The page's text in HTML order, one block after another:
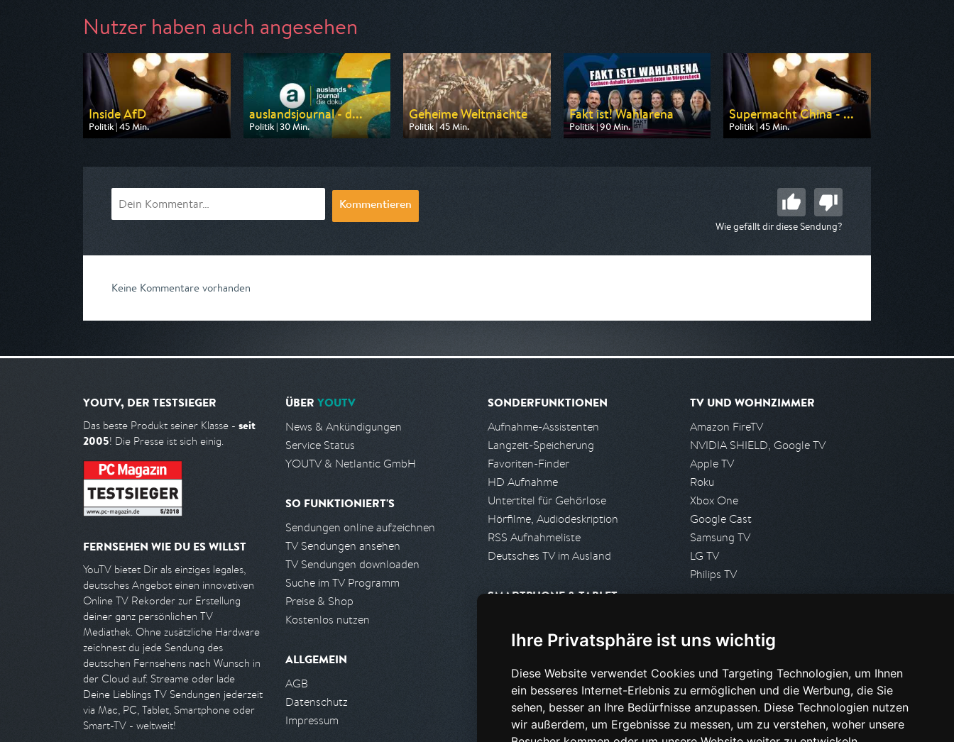
Ihre Privatsphäre ist uns wichtig
Diese Website verwendet Cookies und Targeting Technologien, um Ihnen
ein besseres Internet-Erlebnis zu ermöglichen und die Werbung, die Sie
sehen, besser an Ihre Bedürfnisse anzupassen. Diese Technologien nutzen
wir außerdem, um Ergebnisse zu messen, um zu verstehen, woher unsere
Nutzer haben auch angesehen
Inside AfD
Politik | 45 Min.
Ausgestrahlt von SR Fernsehen
auslandsjournal - d...
Politik | 30 Min.
Ausgestrahlt von ZDF
Geheime Weltmächte
Politik | 45 Min.
Ausgestrahlt von ZDF info
Fakt ist! Wahlarena
Politik | 90 Min.
Ausgestrahlt von MDR
Supermacht China - ...
Politik | 45 Min.
Ausgestrahlt von n-tv
Kommentieren
Wie gefällt dir diese Sendung?
Keine Kommentare vorhanden
YOUTV, DER TESTSIEGER
Das beste Produkt seiner Klasse - seit
2005! Die Presse ist sich einig.
FERNSEHEN WIE DU ES WILLST
YouTV bietet Dir als einziges legales,
deutsches Angebot einen innovativen
Online TV Rekorder zur Erstellung
deiner ganz persönlichen TV
Mediathek. Ohne zusätzliche Hardware
zeichnest du jede Sendung des
deutschen Fernsehens nach Wunsch in
der Cloud auf. Streame oder lade
Deine Lieblings TV Sendungen jederzeit
via Mac, PC, Tablet, Smartphone oder
Smart-TV - weltweit!
ÜBER YOUTV
News & Ankündigungen
Service Status
YOUTV & Netlantic GmbH
SO FUNKTIONIERT'S
Sendungen online aufzeichnen
TV Sendungen ansehen
TV Sendungen downloaden
Suche im TV Programm
Preise & Shop
Kostenlos nutzen
ALLGEMEIN
AGB
Datenschutz
Impressum
SONDERFUNKTIONEN
Aufnahme-Assistenten
Langzeit-Speicherung
Favoriten-Finder
HD Aufnahme
Untertitel für Gehörlose
Hörfilme, Audiodeskription
RSS Aufnahmeliste
Deutsches TV im Ausland
SMARTPHONE & TABLET
Android App
PARTNER
Partnerliste
Partner werden
TV UND WOHNZIMMER
Amazon FireTV
NVIDIA SHIELD, Google TV
Apple TV
Roku
Xbox One
Google Cast
Samsung TV
LG TV
Philips TV
Presseanfrage stellen
HILFE & SUPPORT
Häufig gestellte Fragen
Anfrage stellen